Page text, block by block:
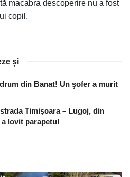
macabra descoperire nu a fost
copil.
și
din Banat! Un şofer a murit
Timişoara – Lugoj, din
lovit parapetul